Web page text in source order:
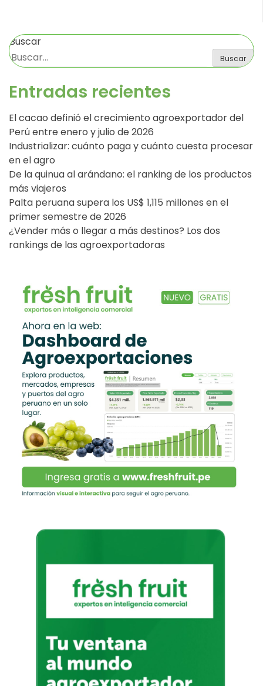
Buscar
Buscar
Entradas recientes
El cacao definió el crecimiento agroexportador del
Perú entre enero y julio de 2026
Industrializar: cuánto paga y cuánto cuesta procesar
en el agro
De la quinua al arándano: el ranking de los productos
más viajeros
Palta peruana supera los US$ 1,115 millones en el
primer semestre de 2026
¿Vender más o llegar a más destinos? Los dos
rankings de las agroexportadoras